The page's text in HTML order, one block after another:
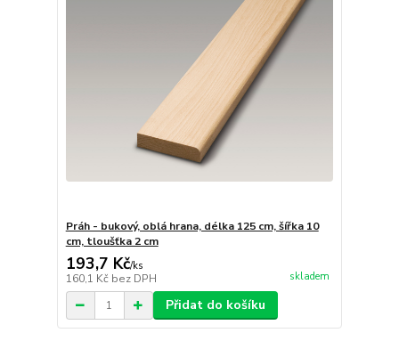
Práh - bukový, oblá hrana, délka 125 cm, šířka 10
cm, tloušťka 2 cm
193,7 Kč/ks
160,1 Kč bez DPH skladem
Přidat do košíku